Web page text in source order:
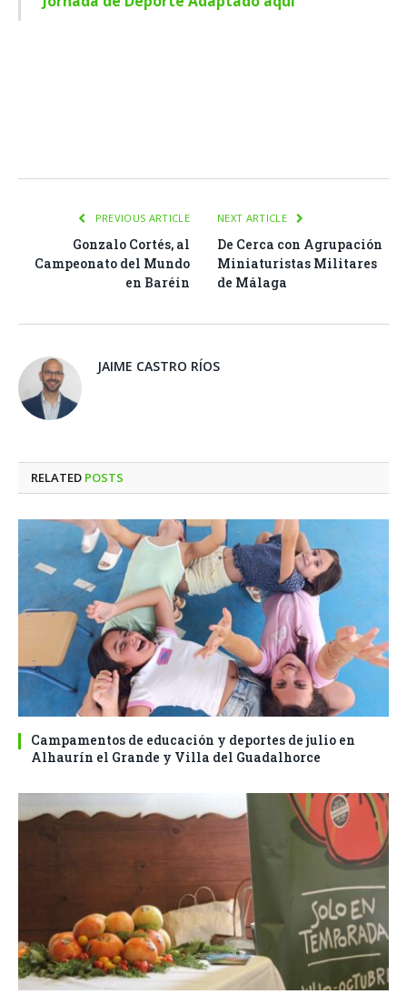
PREVIOUS ARTICLE
Gonzalo Cortés, al
Campeonato del Mundo
en Baréin
NEXT ARTICLE
De Cerca con Agrupación
Miniaturistas Militares
de Málaga
JAIME CASTRO RÍOS
RELATED POSTS
Campamentos de educación y deportes de julio en
Alhaurín el Grande y Villa del Guadalhorce